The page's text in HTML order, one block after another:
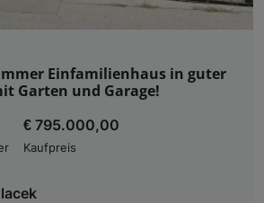
Einfamilienhaus in guter
Garten und Garage!
€ 795.000,00
Kaufpreis